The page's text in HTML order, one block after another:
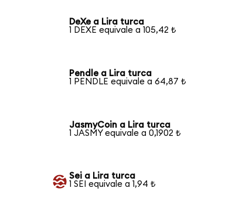
DeXe a Lira turca
1 DEXE equivale a 105,42 ₺
Pendle a Lira turca
1 PENDLE equivale a 64,87 ₺
JasmyCoin a Lira turca
1 JASMY equivale a 0,1902 ₺
Sei a Lira turca
1 SEI equivale a 1,94 ₺